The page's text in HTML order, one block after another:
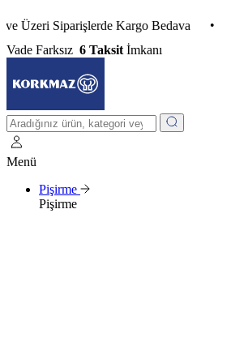
Siparişlerde Kargo Bedava •
Vade Farksız 6 Taksit İmkanı
Menü
Pişirme
Pişirme